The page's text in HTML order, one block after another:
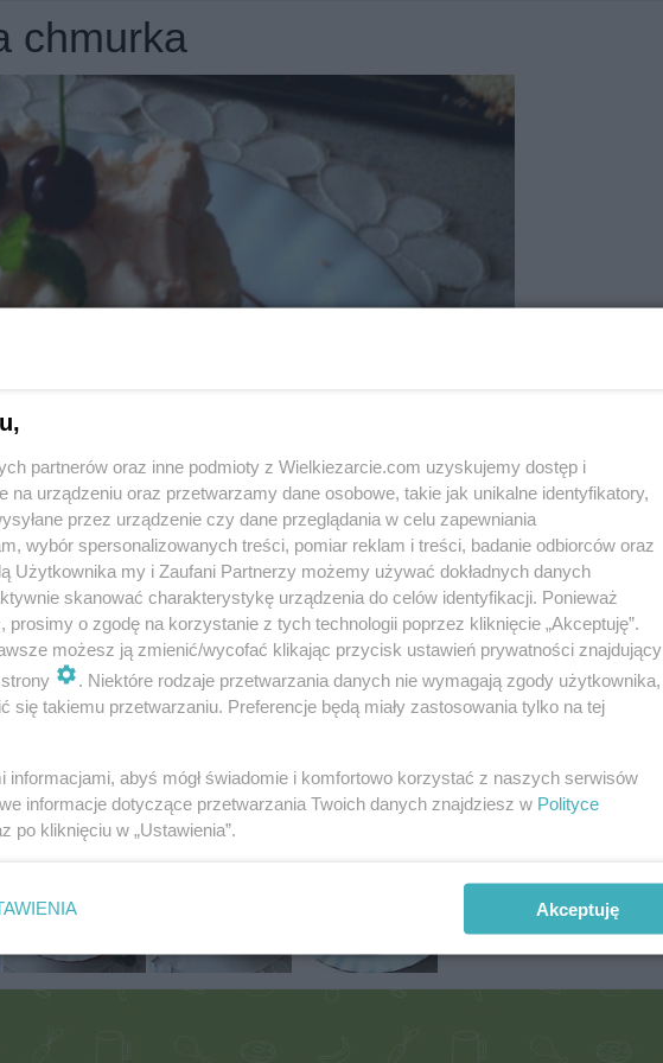
chmurka
Fot: Olkka
partnerów oraz inne podmioty z Wielkiezarcie.com uzyskujemy dostęp i
na urządzeniu oraz przetwarzamy dane osobowe, takie jak unikalne identyfikatory,
przez urządzenie czy dane przeglądania w celu zapewniania
wybór spersonalizowanych treści, pomiar reklam i treści, badanie odbiorców oraz
Użytkownika my i Zaufani Partnerzy możemy używać dokładnych danych
skanować charakterystykę urządzenia do celów identyfikacji. Ponieważ
prosimy o zgodę na korzystanie z tych technologii poprzez kliknięcie „Akceptuję”.
możesz ją zmienić/wycofać klikając przycisk ustawień prywatności znajdujący
. Niektóre rodzaje przetwarzania danych nie wymagają zgody użytkownika,
się takiemu przetwarzaniu. Preferencje będą miały zastosowania tylko na tej
informacjami, abyś mógł świadomie i komfortowo korzystać z naszych serwisów
informacje dotyczące przetwarzania Twoich danych znajdziesz w Polityce
po kliknięciu w „Ustawienia”.
Akceptuję